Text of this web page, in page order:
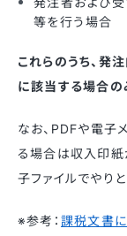
等を行う場合
これらのうち、発
に該当する場合の
なお、PDFや電子
る場合は収入印紙
子ファイルでやり
※参考： 課税文書